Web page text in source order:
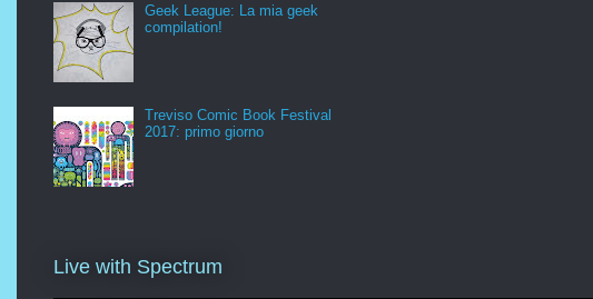
Geek League: La mia geek
compilation!
Treviso Comic Book Festival
2017: primo giorno
Live with Spectrum